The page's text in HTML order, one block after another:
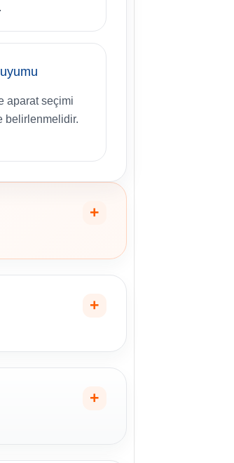
aparat seçimi
belirlenmelidir.